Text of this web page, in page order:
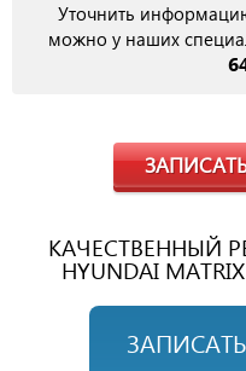
Уточнить
можно у наших
КАЧЕСТВЕННЫЙ
HYUNDAI